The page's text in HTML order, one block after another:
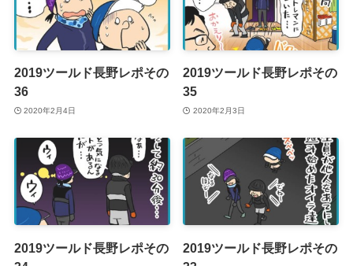
2019ツールド長野レポその
36
2020年2月4日
2019ツールド長野レポその
35
2020年2月3日
2019ツールド長野レポその
2019ツールド長野レポその